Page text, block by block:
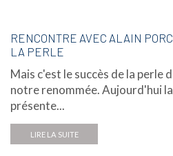
RENCONTRE AVEC ALAIN
LA PERLE
Mais c'est le succès de la perle
notre renommée. Aujourd'hui
présente...
LIRE LA SUITE